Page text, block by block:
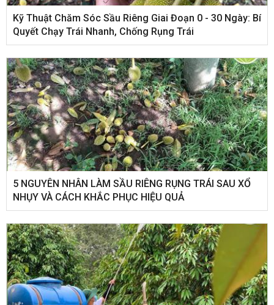
Kỹ Thuật Chăm Sóc Sầu Riêng Giai Đoạn 0 - 30 Ngày: Bí
Quyết Chạy Trái Nhanh, Chống Rụng Trái
5 NGUYÊN NHÂN LÀM SẦU RIÊNG RỤNG TRÁI SAU XỔ
NHỤY VÀ CÁCH KHẮC PHỤC HIỆU QUẢ